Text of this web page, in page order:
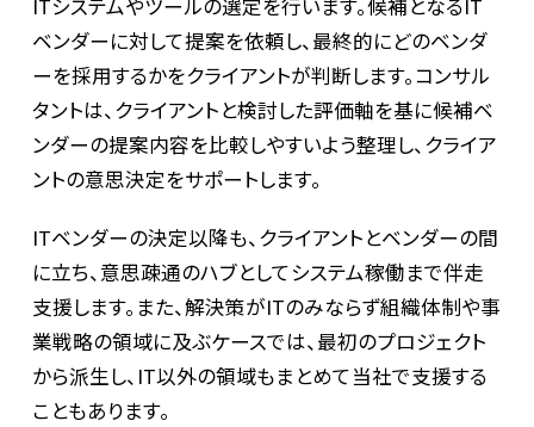
ITシステムやツールの選定を行います。候補となるIT
ベンダーに対して提案を依頼し、最終的にどのベンダ
ーを採用するかをクライアントが判断します。コンサル
タントは、クライアントと検討した評価軸を基に候補ベ
ンダーの提案内容を比較しやすいよう整理し、クライア
ントの意思決定をサポートします。
ITベンダーの決定以降も、クライアントとベンダーの間
に立ち、意思疎通のハブとしてシステム稼働まで伴走
支援します。また、解決策がITのみならず組織体制や事
業戦略の領域に及ぶケースでは、最初のプロジェクト
から派生し、IT以外の領域もまとめて当社で支援する
こともあります。